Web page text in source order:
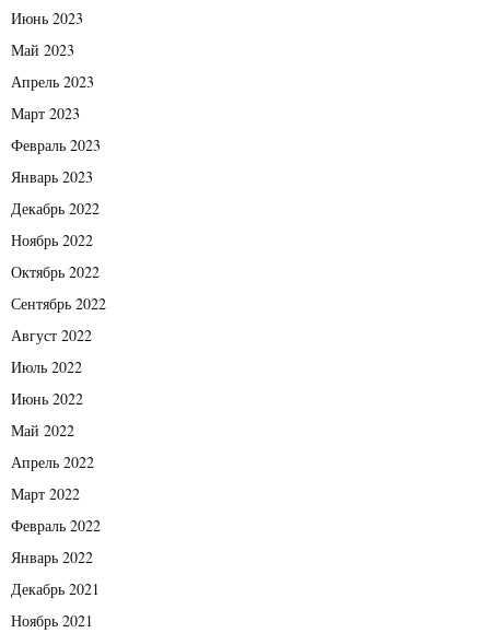
Июнь 2023
Май 2023
Апрель 2023
Март 2023
Февраль 2023
Январь 2023
Декабрь 2022
Ноябрь 2022
Октябрь 2022
Сентябрь 2022
Август 2022
Июль 2022
Июнь 2022
Май 2022
Апрель 2022
Март 2022
Февраль 2022
Январь 2022
Декабрь 2021
Ноябрь 2021